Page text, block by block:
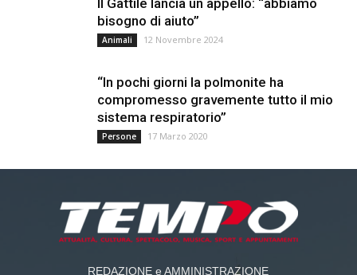
bisogno di aiuto”
Animali 12 Novembre 2024
“In pochi giorni la polmonite ha
compromesso gravemente tutto il mio
sistema respiratorio”
Persone 17 Marzo 2020
REDAZIONE e AMMINISTRAZIONE